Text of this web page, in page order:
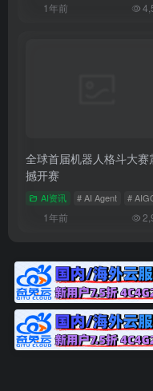
1年前
全球首届机器人格斗大赛
撼开赛
AI资讯 # AI Agent #
1年前